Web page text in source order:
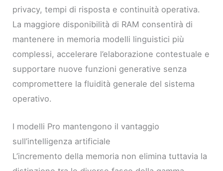
privacy, tempi di risposta e continuità operativa.
La maggiore disponibilità di RAM consentirà di
mantenere in memoria modelli linguistici più
complessi, accelerare l’elaborazione contestuale e
supportare nuove funzioni generative senza
compromettere la fluidità generale del sistema
operativo.
I modelli Pro mantengono il vantaggio
sull’intelligenza artificiale
L’incremento della memoria non elimina tuttavia la